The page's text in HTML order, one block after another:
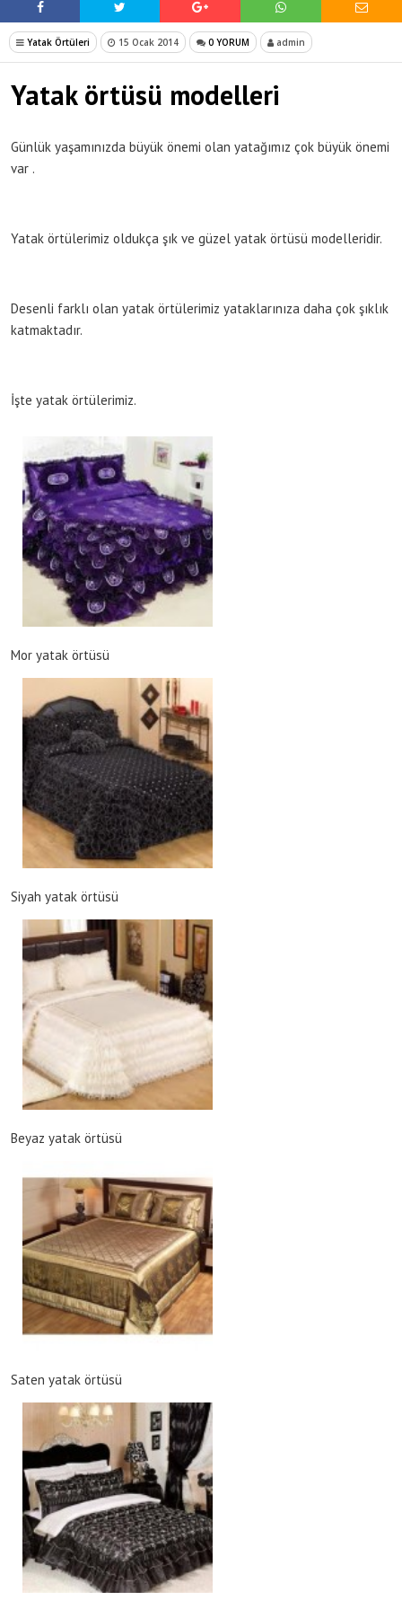
Yatak Örtüleri 15 Ocak 2014 0 YORUM admin
Yatak örtüsü modelleri
Günlük yaşamınızda büyük önemi olan yatağımız çok büyük önemi
var .
Yatak örtülerimiz oldukça şık ve güzel yatak örtüsü modelleridir.
Desenli farklı olan yatak örtülerimiz yataklarınıza daha çok şıklık
katmaktadır.
İşte yatak örtülerimiz.
Mor yatak örtüsü
Siyah yatak örtüsü
Beyaz yatak örtüsü
Saten yatak örtüsü